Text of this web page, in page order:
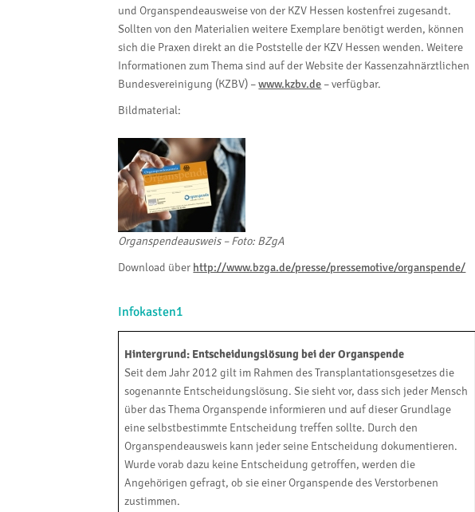
und Organspendeausweise von der KZV Hessen kostenfrei zugesandt.
Sollten von den Materialien weitere Exemplare benötigt werden, können
sich die Praxen direkt an die Poststelle der KZV Hessen wenden. Weitere
Informationen zum Thema sind auf der Website der Kassenzahnärztlichen
Bundesvereinigung (KZBV) –www.kzbv.de – verfügbar.
Bildmaterial:
Organspendeausweis – Foto: BZgA
Download über http://www.bzga.de/presse/pressemotive/organspende/
Infokasten1
Hintergrund: Entscheidungslösung bei der Organspende
Seit dem Jahr 2012 gilt im Rahmen des Transplantationsgesetzes die
sogenannte Entscheidungslösung. Sie sieht vor, dass sich jeder Mensch
über das Thema Organspende informieren und auf dieser Grundlage
eine selbstbestimmte Entscheidung treffen sollte. Durch den
Organspendeausweis kann jeder seine Entscheidung dokumentieren.
Wurde vorab dazu keine Entscheidung getroffen, werden die
Angehörigen gefragt, ob sie einer Organspende des Verstorbenen
zustimmen.